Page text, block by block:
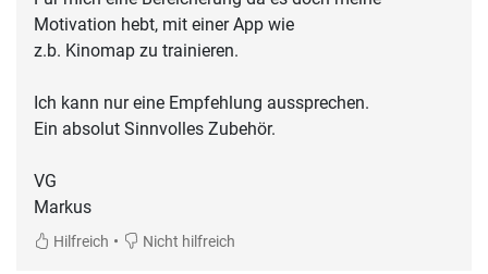
Motivation hebt, mit einer App wie
z.b. Kinomap zu trainieren.
Ich kann nur eine Empfehlung aussprechen.
Ein absolut Sinnvolles Zubehör.
VG
Hilfreich • Nicht hilfreich